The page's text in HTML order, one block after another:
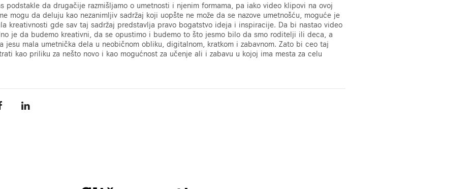
podstakle da drugačije razmišljamo o umetnosti i njenim formama, pa iako video klipovi na ovoj
mogu da deluju kao nezanimljiv sadržaj koji uopšte ne može da se nazove umetnošću, moguće je
kreativnosti gde sav taj sadržaj predstavlja pravo bogatstvo ideja i inspiracije. Da bi nastao video
je da budemo kreativni, da se opustimo i budemo to što jesmo bilo da smo roditelji ili deca, a
jesu mala umetnička dela u neobičnom obliku, digitalnom, kratkom i zabavnom. Zato bi ceo taj
kao priliku za nešto novo i kao mogućnost za učenje ali i zabavu u kojoj ima mesta za celu